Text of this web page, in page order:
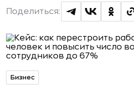
Поделиться:
Бизнес